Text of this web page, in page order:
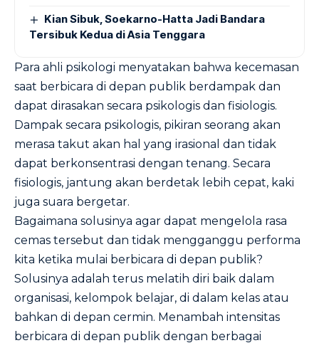
Kian Sibuk, Soekarno-Hatta Jadi Bandara
Tersibuk Kedua di Asia Tenggara
Para ahli psikologi menyatakan bahwa kecemasan
saat berbicara di depan publik berdampak dan
dapat dirasakan secara psikologis dan fisiologis.
Dampak secara psikologis, pikiran seorang akan
merasa takut akan hal yang irasional dan tidak
dapat berkonsentrasi dengan tenang. Secara
fisiologis, jantung akan berdetak lebih cepat, kaki
juga suara bergetar.
Bagaimana solusinya agar dapat mengelola rasa
cemas tersebut dan tidak mengganggu performa
kita ketika mulai berbicara di depan publik?
Solusinya adalah terus melatih diri baik dalam
organisasi, kelompok belajar, di dalam kelas atau
bahkan di depan cermin. Menambah intensitas
berbicara di depan publik dengan berbagai